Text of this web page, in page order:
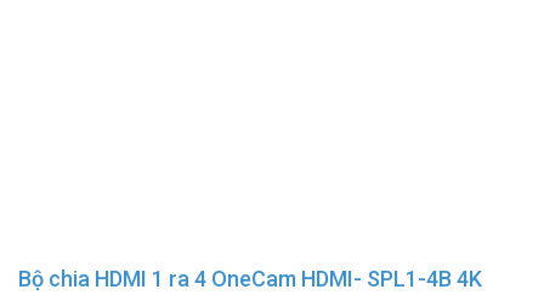
Bộ chia HDMI 1 ra 4 OneCam HDMI- SPL1-4B 4K